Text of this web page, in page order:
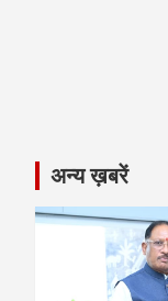
अन्य ख़बरें